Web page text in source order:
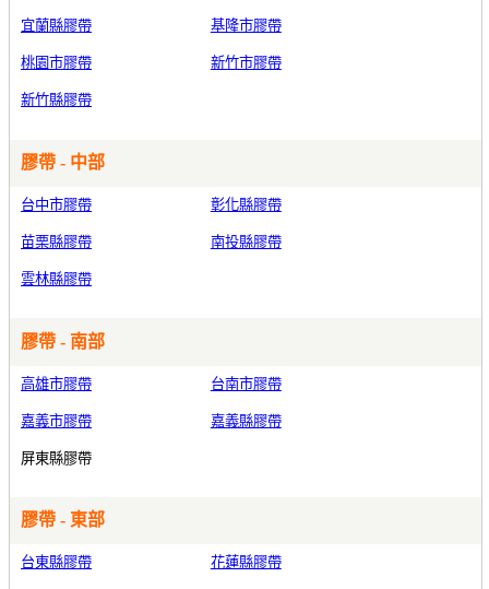
宜蘭縣膠帶 基隆市膠帶
桃園市膠帶 新竹市膠帶
新竹縣膠帶
膠帶 - 中部
台中市膠帶 彰化縣膠帶
苗栗縣膠帶 南投縣膠帶
雲林縣膠帶
膠帶 - 南部
高雄市膠帶 台南市膠帶
嘉義市膠帶 嘉義縣膠帶
屏東縣膠帶
膠帶 - 東部
台東縣膠帶 花蓮縣膠帶